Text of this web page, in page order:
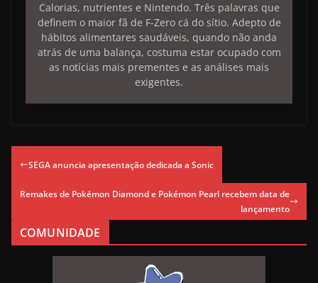
Calorias, nutrientes e Nintendo. Três palavras que
definem o maior fã de F-Zero cá do sítio. Adepto de
hábitos alimentares saudáveis, quando não anda
atrás de uma balança, costuma estar ocupado com
as notícias mais prementes e as análises mais
exigentes.
SEGA anuncia apresentação dedicada a Sonic
Remakes de Pokémon Diamond e Pokémon Pearl recebem data de
lançamento
COMUNIDADE